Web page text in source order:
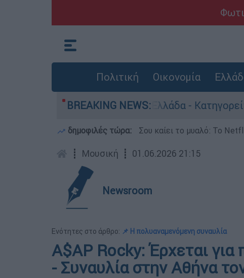
Πολιτική Οικονομία
BREAKING NEWS:
στην Ελλάδα - Κατηγορείται και για
δημοφιλές τώρα: Σου καίει το μυαλό: Το
┋ Μουσική ┋ 01.06.2026 21:15
Newsroom
Ενότητες στο άρθρο: 📌 Η πολυαναμενόμενη συναυλία
A$AP Rocky: Έρχεται
- Συναυλία στην Αθήνα